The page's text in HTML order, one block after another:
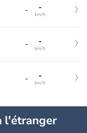
- -
km/h
- -
km/h
- -
km/h
l'étranger